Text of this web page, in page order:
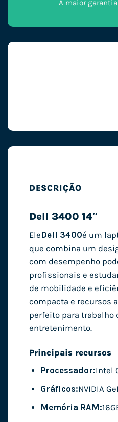
A maior
DESCRIÇÃO
Dell 3400 14″
Ele Dell 3400é um
que combina um
com desempenho
profissionais e
de mobilidade e
compacta e recursos
perfeito para trabalho
entretenimento.
Principais recursos
Processador:Intel
Gráficos:NVIDIA
Memória RAM: